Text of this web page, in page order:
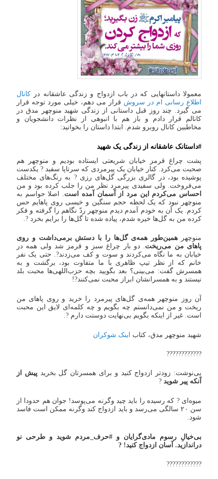
معمولا داستانهایی که در باب ازدواج و زندگی عاشقانه در کانال
اطلاع رسانی ام در سروش قرار می دهم، خیلی مورد توجه قرار
می گیرد. چند روز قبل داستانی از زندگی شهید منوچهر مدق در
کانالم قرار دادم و باز هم با انبوهی از نظرات دانشجویان و
مخاطبین کانال روبرو شدم. ابتدا داستان را بخوانید:
#داستانک عاشقانه از زندگی یک شهید
پشت چراغ قرمز خیابان شریعتی ایستاده بودیم و منوچهر هم
صحبت می‌کرد. کنار خیابان یک پیرمردی که سرتاپا سفید ? یکدست
پوشیده بود، در گالری بزرگی گل‌های رزی ? به رنگ‌های مختلف
می‌فروخت. ولی سفیدی پیرمرد نظر من را جلب کرده بود و من
احساس می‌کردم این مرد از آسمان آمده است . اصلا حواسم به
منوچهر نبود که یک لحظه حجم سنگین و خیسی روی پاهایم حس
کردم. یک آن به خودم آمدم دیدم منوچهر ردّ نگاهم را گرفته و فکر
کرده من به گل‌ها خیره شدم، پیاده شده تا گل‌ها را برایم بخرد ?.
منوچهر همین‌طور همه‌ی گل‌ها را با دستش برمی‌داشت و روی
پاهای من می‌ریخت. دو بار چراغ سبز و قرمز شد ولی همه در
خیابان به ما نگاه می‌کردند و سوت و کف می‌زدند?. حتی یک نفر
خانم که از نظر تیپ ظاهری با ما متفاوت بود، برگشت و به
همسرش گفت: می‌بینی؟ بعد بگویید بچه حزب‌اللهی‌ها محبت بلد
نیستند و به همسرانشان ابراز محبت نمی‌کنند?!
آن روز منوچهر همه‌ی گل‌های پیرمرد را خرید و روی پاهای من
ریخت و من نمی‌دانستم چه بگویم و چه کلمه‌ای لایق این محبت
است. غیر از اینکه بگویم بی‌نهایت دوستت دارم ?.
شهید منوچهر مدق، کتاب اینک شوکران
????????????
پی‌نوشت: زودتر ازدواج کنید و برای همسرتان گل بخریدپیش از
آنکه پیر شوید ?
میوه‌ای ? که رسیده را باید چید وگرنه می‌پوسد! جوان هم حدودا از
سن ۲۰ سالگی می‌رسد و باید ازدواج کند وگرنه ممکن است فاسد
‌شود.
بی‌خیالِ رسوم مادی‌گرایان و #حرف_مردم شوید و طرحی نو
دراندازید. آسان ازدواج کنید! ?
????????????